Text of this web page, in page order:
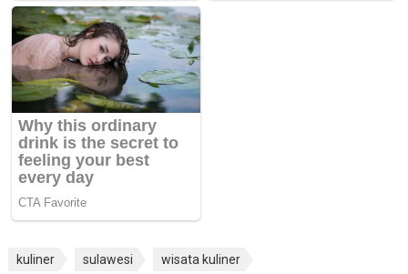
kuliner sulawesi wisata kuliner